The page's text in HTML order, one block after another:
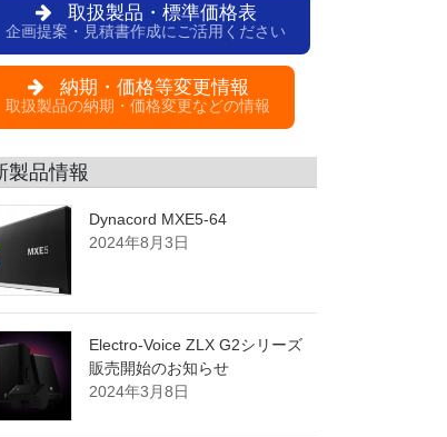
取扱製品・標準価格表
企画提案・見積書作成にご活用ください
納期・価格等変更情報
取扱製品の納期・価格変更などの情報
製品情報
Dynacord MXE5-64
2024年8月3日
Electro-Voice ZLX G2シリーズ
販売開始のお知らせ
2024年3月8日